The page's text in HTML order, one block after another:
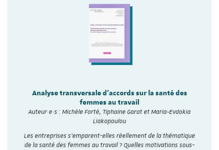
Analyse transversale d'accords sur la santé des
femmes au travail
Auteur·e·s : Michèle Forté, Tiphaine Garat et Maria-Evdokia
Liakopoulou
Les entreprises s’emparent-elles réellement de la thématique
de la santé des femmes au travail ? Quelles motivations sous-